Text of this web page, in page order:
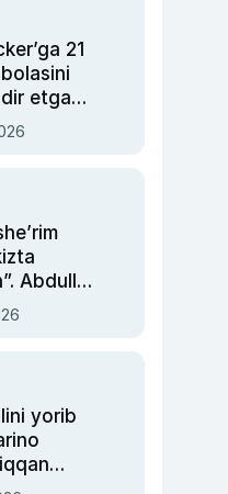
21
etgan
o‘qildi
Abdulla
yorib